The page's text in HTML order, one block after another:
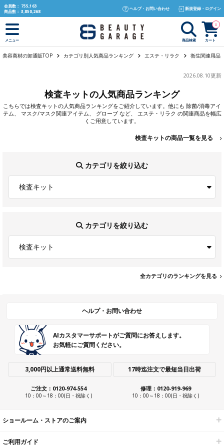
text.skipToContent
text.skipToNavigation
会員数： 755,163
商品数： 3,850,268
ヘルプ・お問い合わせ 新規登録・ログイン
メニュー 商品検索 カート
0
美容商材の卸通販TOP カテゴリ別人気商品ランキング エステ・リラク 衛生関連用品
2026.08.10更新
検査キットの人気商品ランキング
こちらでは検査キットの人気商品ランキングをご紹介しています。他にも 除菌/消毒アイ
テム、 マスク/マスク関連アイテム、 グローブなど、 エステ・リラク の関連商品を幅広
くご用意しています。
検査キットの商品一覧を見る
カテゴリを絞り込む
検査キット
カテゴリを絞り込む
検査キット
全カテゴリのランキングを見る
ヘルプ・お問い合わせ
AIカスタマーサポートがご質問にお答えします。
お気軽にご質問ください。
3,000円以上通常送料無料 17時迄注文で最短当日出荷
ご注文：0120-974-554
10：00～18：00(日・祝除く)
修理：0120-919-969
10：00～18：00(日・祝除く)
ショールーム・ストアのご案内
ご利用ガイド